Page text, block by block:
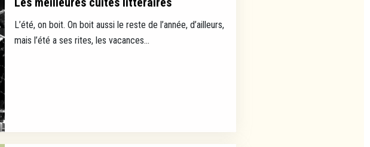
L’été, on boit. On boit aussi le reste de l’année, d’ailleurs,
mais l’été a ses rites, les vacances...